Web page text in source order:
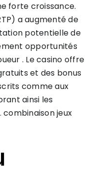
forte croissance.
a augmenté de
potentielle de
opportunités
. Le casino offre
et des bonus
comme aux
ainsi les
jeux